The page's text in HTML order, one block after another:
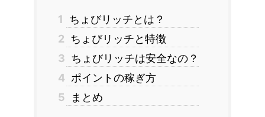
1
ちょびリッチとは？
2 ちょびリッチと特徴
3 ちょびリッチは安全なの？
4 ポイントの稼ぎ方
5
まとめ